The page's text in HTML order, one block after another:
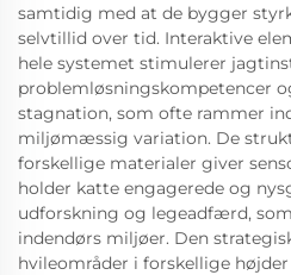
samtidig med at de bygger
selvtillid over tid. Interaktive
hele systemet stimulerer
problemløsningskompetencer
stagnation, som ofte rammer
miljømæssig variation. De
forskellige materialer giver
holder katte engagerede og
udforskning og legeadfærd,
indendørs miljøer. Den
hvileområder i forskellige